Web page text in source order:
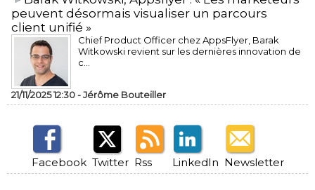
peuvent désormais visualiser un parcours
client unifié »
Chief Product Officer chez AppsFlyer, ​Barak
Witkowski revient sur les dernières innovation de
c...
21/11/2025 12:30 -Jérôme Bouteiller
Facebook Twitter Rss LinkedIn Newsletter